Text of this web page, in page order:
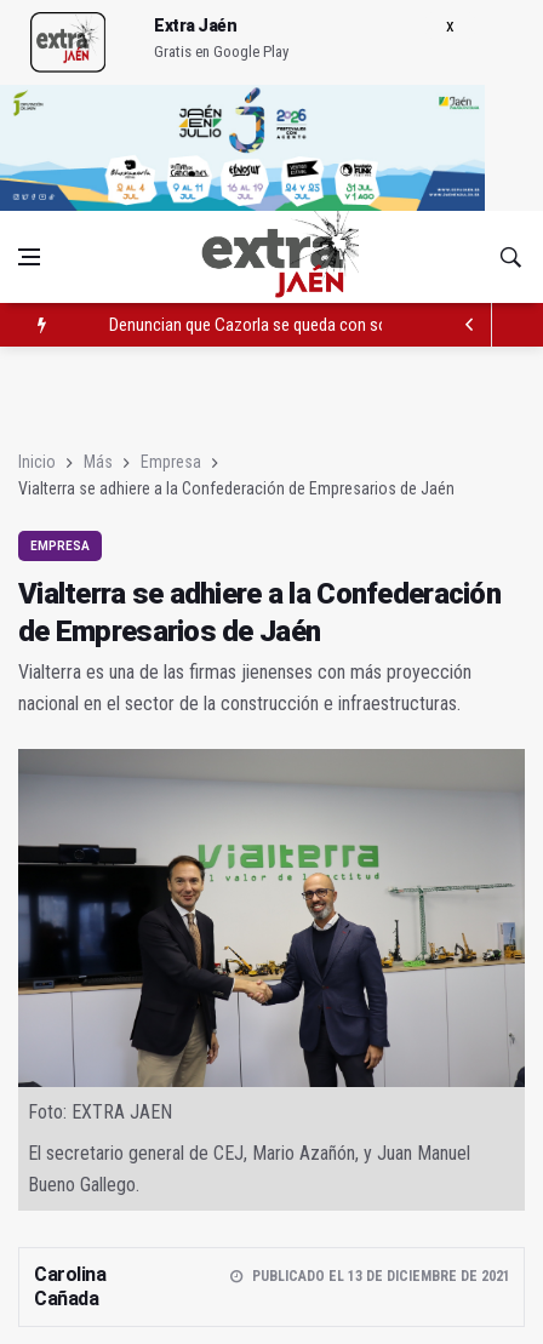
Extra Jaén
Gratis en Google Play
Denuncian que Cazorla se queda con solo dos bomberos por
Inicio Más
Empresa
Vialterra se adhiere a la Confederación de Empresarios de Jaén
EMPRESA
Vialterra se adhiere a la Confederación
de Empresarios de Jaén
Vialterra es una de las firmas jienenses con más proyección
nacional en el sector de la construcción e infraestructuras.
Foto: EXTRA JAEN
El secretario general de CEJ, Mario Azañón, y Juan Manuel
Bueno Gallego.
Carolina
Cañada
PUBLICADO EL 13 DE DICIEMBRE DE 2021